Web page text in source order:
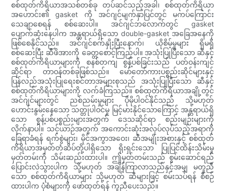
စစ်ထုတ်ကိရိယာအသစ်တစ်ခု တပ်ဆင်သည့်အခါ၊ စစ်ထုတ်ကိရိယာ
အဟောင်း၏ gasket ကို အင်ဂျင်မျက်နှာပြင်တွင် မကပ်ကြောင်း
သေချာစေရန် စစ်ဆေးပါ။ အင်ဂျင်ဘလောက်တွင် gasket
ပျောက်ဆုံးနေပါက အန္တရာယ်ရှိသော double-gasket အခြေအနေကို
ဖြစ်စေနိုင်သည်။ အင်ဂျင်စက်နှိုးပြီးနောက်၊ ယိုစိမ့်မှုများ ရှိမရှိ
စစ်ဆေးပြီး ဆီဖိအားကို ခေတ္တစောင့်ကြည့်ပါ။ အသုံးပြုပြီးသော ဆီနှင့်
စစ်ထုတ်ကိရိယာများကို စနစ်တကျ စွန့်ပစ်ခြင်းသည် ပတ်ဝန်းကျင်
ဆိုင်ရာ တာဝန်တစ်ခုဖြစ်သည်။ မော်တော်ကားပစ္စည်းဆိုင်များနှင့်
ပြန်လည်အသုံးပြုရေးစင်တာအများစုသည် အသုံးပြုပြီးသော ဆီနှင့်
စစ်ထုတ်ကိရိယာများကို လက်ခံကြသည်။ စစ်ထုတ်ကိရိယာအချို့တွင်
အင်ဂျင်များတွင် ညစ်ညမ်းမှုများ ပိုမိုပါဝင်နိုင်သည် သို့မဟုတ်
ဟောင်းနွမ်းနေသော သတ္တုပါဝင်မှု မြင့်မားနိုင်သောကြောင့် အန္တရာယ်ရှိ
သော စွန့်ပစ်ပစ္စည်းများအတွက် ဒေသဆိုင်ရာ စည်းမျဉ်းများကို
လိုက်နာပါ။ သင့်ယာဉ်အတွက် အကောင်းဆုံးအလုပ်လုပ်သည့်အရာကို
ခြေရာခံရန် ရက်စွဲများ၊ မိုင်အကွာအဝေး၊ ဆီအမျိုးအစားနှင့် စစ်ထုတ်
ကိရိယာအမှတ်တံဆိပ်တို့ပါရှိသော ရိုးရှင်းသော ပြုပြင်ထိန်းသိမ်းမှု
မှတ်တမ်းကို သိမ်းဆည်းထားပါ။ ဤမှတ်တမ်းသည် စွမ်းဆောင်ရည်
ပြောင်းလဲသွားပါက သို့မဟုတ် အချိန်ကြာလာသည်နှင့်အမျှ မတူညီ
သော စစ်ထုတ်ကိရိယာများ သို့မဟုတ် ဆီများဖြင့် စမ်းသပ်ရန် စီစဉ်
ထားပါက ပုံစံများကို ဖော်ထုတ်ရန် ကူညီပေးသည်။